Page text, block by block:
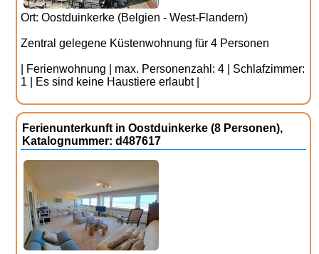
Ort: Oostduinkerke (Belgien - West-Flandern)
Zentral gelegene Küstenwohnung für 4 Personen
| Ferienwohnung | max. Personenzahl: 4 | Schlafzimmer:
1 | Es sind keine Haustiere erlaubt |
Ferienunterkunft in Oostduinkerke (8 Personen),
Katalognummer: d487617